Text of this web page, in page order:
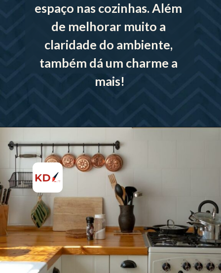
espaço nas cozinhas. Além
de melhorar muito a
claridade do ambiente,
também dá um charme a
mais!